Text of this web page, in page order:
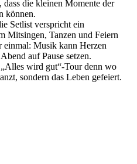
die kleinen Momente der
können.
Setlist verspricht ein
Mitsingen, Tanzen und Feiern
einmal: Musik kann Herzen
auf Pause setzen.
wird gut“-Tour denn wo
sondern das Leben gefeiert.